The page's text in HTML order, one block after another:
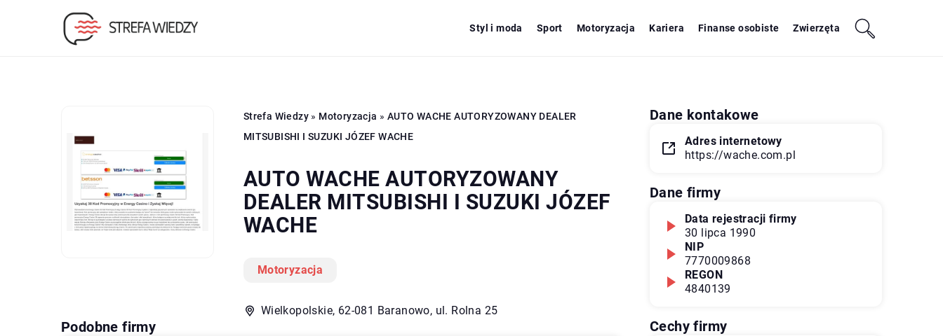
Styl i moda Sport Motoryzacja Kariera Finanse osobiste Zwierzęta
Strefa Wiedzy» Motoryzacja » AUTO WACHE AUTORYZOWANY DEALER
MITSUBISHI I SUZUKI JÓZEF WACHE
AUTO WACHE AUTORYZOWANY
DEALER MITSUBISHI I SUZUKI JÓZEF
WACHE
Motoryzacja
Wielkopolskie, 62-081 Baranowo, ul. Rolna 25
Podobne firmy
Dane kontakowe
Adres internetowy
https://wache.com.pl
Dane firmy
Data rejestracji firmy
30 lipca 1990
NIP
7770009868
REGON
4840139
Cechy firmy